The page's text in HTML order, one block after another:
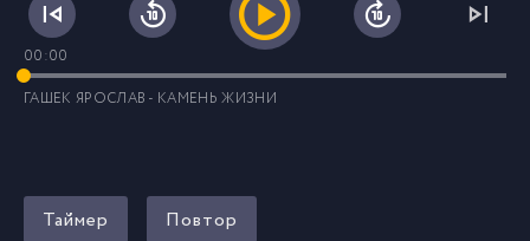
00:00
ГАШЕК ЯРОСЛАВ - КАМЕНЬ ЖИЗНИ
Таймер Повтор